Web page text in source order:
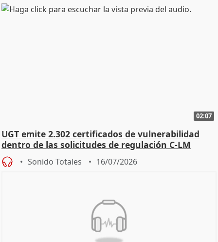
02:07
UGT emite 2.302 certificados de vulnerabilidad
dentro de las solicitudes de regulación C-LM
Sonido Totales 16/07/2026